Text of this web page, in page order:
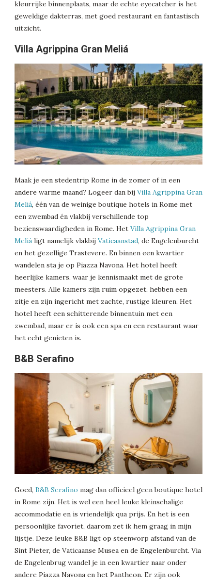
kleurrijke binnenplaats, maar de echte eyecatcher is het
geweldige dakterras, met goed restaurant en fantastisch
uitzicht.
Villa Agrippina Gran Meliá
Maak je een stedentrip Rome in de zomer of in een
andere warme maand? Logeer dan bij Villa Agrippina Gran
Meliá, één van de weinige boutique hotels in Rome met
een zwembad én vlakbij verschillende top
bezienswaardigheden in Rome. Het Villa Agrippina Gran
Meliá ligt namelijk vlakbij Vaticaanstad, de Engelenburcht
en het gezellige Trastevere. En binnen een kwartier
wandelen sta je op Piazza Navona. Het hotel heeft
heerlijke kamers, waar je kennismaakt met de grote
meesters. Alle kamers zijn ruim opgezet, hebben een
zitje en zijn ingericht met zachte, rustige kleuren. Het
hotel heeft een schitterende binnentuin met een
zwembad, maar er is ook een spa en een restaurant waar
het echt genieten is.
B&B Serafino
Goed, B&B Serafino mag dan officieel geen boutique hotel
in Rome zijn. Het is wel een heel leuke kleinschalige
accommodatie en is vriendelijk qua prijs. En het is een
persoonlijke favoriet, daarom zet ik hem graag in mijn
lijstje. Deze leuke B&B ligt op steenworp afstand van de
Sint Pieter, de Vaticaanse Musea en de Engelenburcht. Via
de Engelenbrug wandel je in een kwartier naar onder
andere Piazza Navona en het Pantheon. Er zijn ook